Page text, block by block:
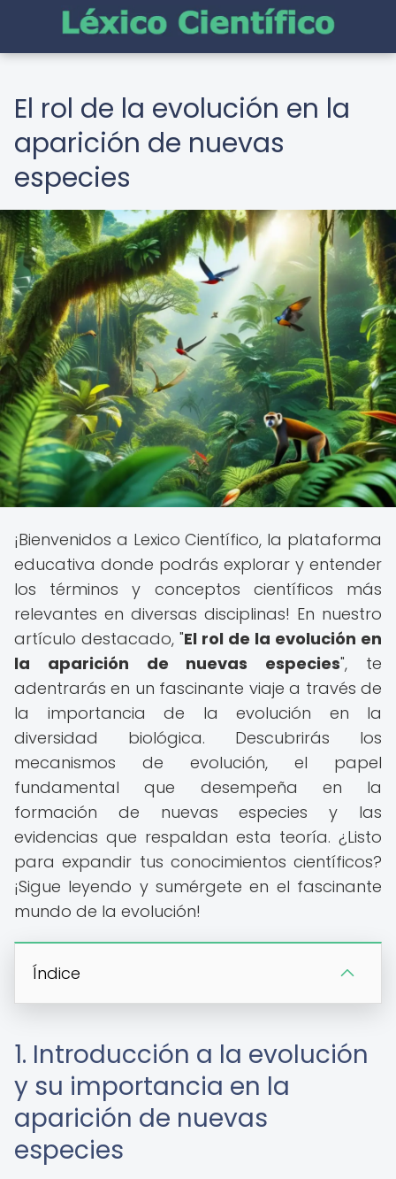
El rol de la evolución en la
aparición de nuevas
especies
¡Bienvenidos a Lexico Científico, la plataforma
educativa donde podrás explorar y entender
los términos y conceptos científicos más
relevantes en diversas disciplinas! En nuestro
artículo destacado, "El rol de la evolución en
la aparición de nuevas especies", te
adentrarás en un fascinante viaje a través de
la importancia de la evolución en la
diversidad biológica. Descubrirás los
mecanismos de evolución, el papel
fundamental que desempeña en la
formación de nuevas especies y las
evidencias que respaldan esta teoría. ¿Listo
para expandir tus conocimientos científicos?
¡Sigue leyendo y sumérgete en el fascinante
mundo de la evolución!
Índice
1. Introducción a la evolución
y su importancia en la
aparición de nuevas
especies